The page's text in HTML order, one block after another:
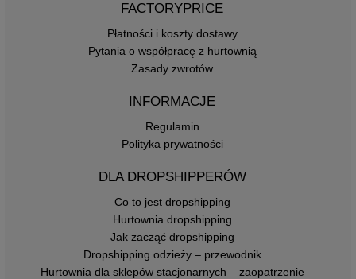
FACTORYPRICE
Płatności i koszty dostawy
Pytania o współpracę z hurtownią
Zasady zwrotów
INFORMACJE
Regulamin
Polityka prywatności
DLA DROPSHIPPERÓW
Co to jest dropshipping
Hurtownia dropshipping
Jak zacząć dropshipping
Dropshipping odzieży – przewodnik
Hurtownia dla sklepów stacjonarnych – zaopatrzenie